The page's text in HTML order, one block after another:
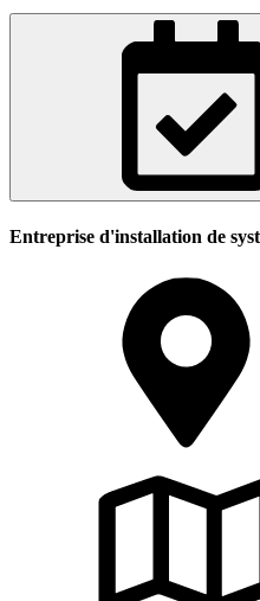
Entreprise d'installation de